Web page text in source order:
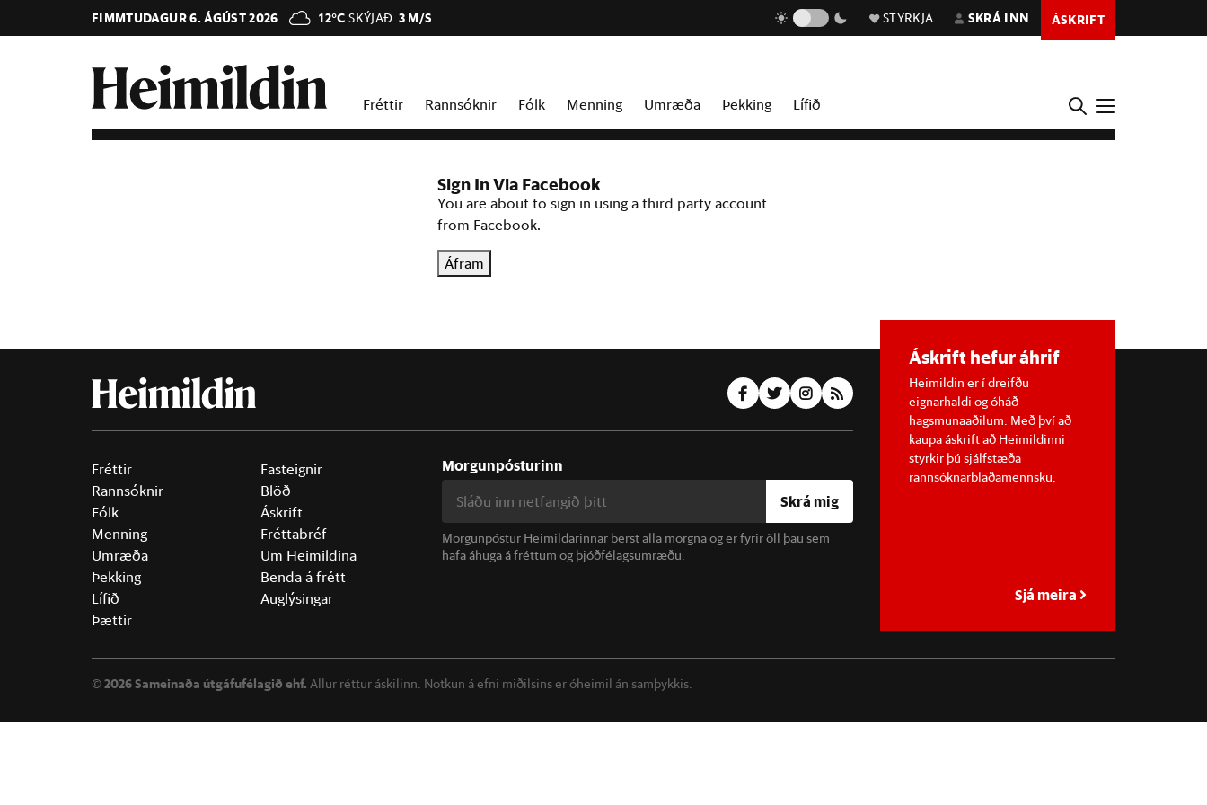
FIMMTUDAGUR 6. ÁGÚST 2026 12°C SKÝJAÐ 3 M/S STYRKJA SKRÁ INN ÁSKRIFT
Fréttir Rannsóknir Fólk Menning Umræða Þekking Lífið
Sign In Via Facebook
You are about to sign in using a third party account
from Facebook.
Áfram
Fréttir
Rannsóknir
Fólk
Menning
Umræða
Þekking
Lífið
Þættir
Fasteignir
Blöð
Áskrift
Fréttabréf
Um Heimildina
Benda á frétt
Auglýsingar
Morgunpósturinn
Skrá mig
Morgunpóstur Heimildarinnar berst alla morgna og er fyrir öll þau sem
hafa áhuga á fréttum og þjóðfélagsumræðu.
Áskrift hefur áhrif
Heimildin er í dreifðu
eignarhaldi og óháð
hagsmunaaðilum. Með því að
kaupa áskrift að Heimildinni
styrkir þú sjálfstæða
rannsóknarblaðamennsku.
Sjá meira
©2026 Sameinaða útgáfufélagið ehf. Allur réttur áskilinn. Notkun á efni miðilsins er óheimil án samþykkis.